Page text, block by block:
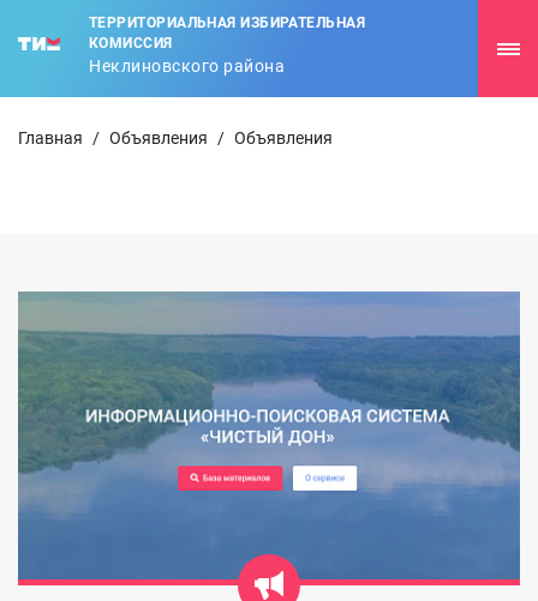
ТЕРРИТОРИАЛЬНАЯ ИЗБИРАТЕЛЬНАЯ
КОМИССИЯ
Неклиновского района
Главная / Объявления / Объявления